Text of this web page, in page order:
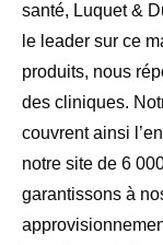
santé, Luquet &
le leader sur ce
produits, nous
des cliniques.
couvrent ainsi
notre site de 6
garantissons à